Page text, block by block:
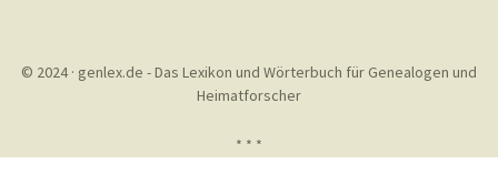
© 2024 · genlex.de - Das Lexikon und Wörterbuch für Genealogen und
Heimatforscher
* * *